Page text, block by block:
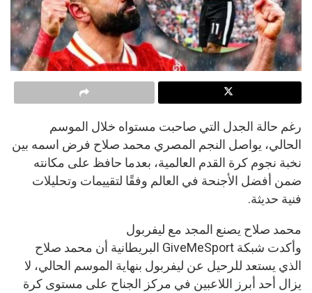
رغم حالة الجدل التي صاحبت مستواه خلال الموسم
الحالي، يواصل النجم المصري محمد صلاح فرض اسمه بين
نخبة نجوم كرة القدم العالمية، بعدما حافظ على مكانته
ضمن أفضل الأجنحة في العالم وفقًا لتقييمات وتحليلات
فنية حديثة.
محمد صلاح يصنع المجد مع ليفربول
وأكدت شبكة GiveMeSport البريطانية أن محمد صلاح
الذي يستعد للرحيل عن ليفربول بنهاية الموسم الحالي، لا
يزال أحد أبرز اللاعبين في مركز الجناح على مستوى كرة